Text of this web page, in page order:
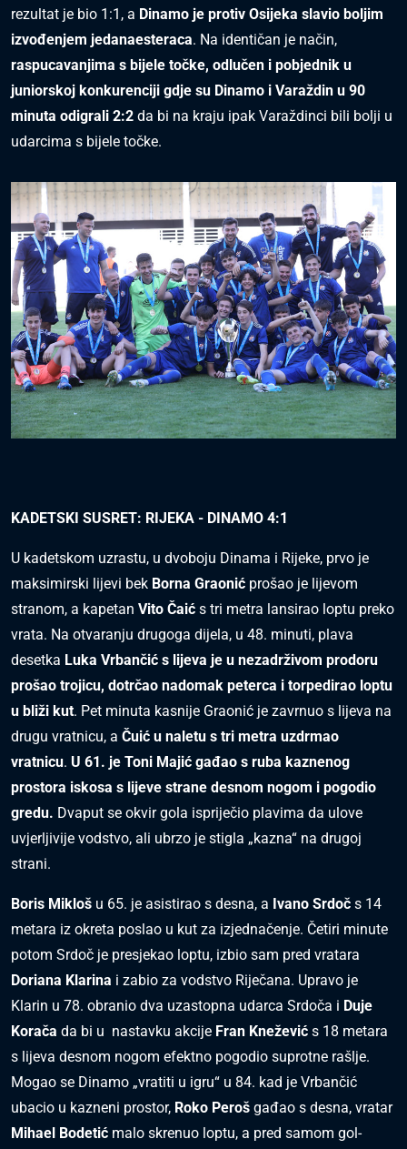
rezultat je bio 1:1, a Dinamo je protiv Osijeka slavio boljim
izvođenjem jedanaesteraca. Na identičan je način,
raspucavanjima s bijele točke, odlučen i pobjednik u
juniorskoj konkurenciji gdje su Dinamo i Varaždin u 90
minuta odigrali 2:2 da bi na kraju ipak Varaždinci bili bolji u
udarcima s bijele točke.
KADETSKI SUSRET: RIJEKA - DINAMO 4:1
U kadetskom uzrastu, u dvoboju Dinama i Rijeke, prvo je
maksimirski lijevi bek Borna Graonić prošao je lijevom
stranom, a kapetan Vito Čaić s tri metra lansirao loptu preko
vrata. Na otvaranju drugoga dijela, u 48. minuti, plava
desetka Luka Vrbančić s lijeva je u nezadrživom prodoru
prošao trojicu, dotrčao nadomak peterca i torpedirao loptu
u bliži kut. Pet minuta kasnije Graonić je zavrnuo s lijeva na
drugu vratnicu, a Čuić u naletu s tri metra uzdrmao
vratnicu. U 61. je Toni Majić gađao s ruba kaznenog
prostora iskosa s lijeve strane desnom nogom i pogodio
gredu. Dvaput se okvir gola ispriječio plavima da ulove
uvjerljivije vodstvo, ali ubrzo je stigla „kazna“ na drugoj
strani.
Boris Mikloš u 65. je asistirao s desna, a Ivano Srdoč s 14
metara iz okreta poslao u kut za izjednačenje. Četiri minute
potom Srdoč je presjekao loptu, izbio sam pred vratara
Doriana Klarina i zabio za vodstvo Riječana. Upravo je
Klarin u 78. obranio dva uzastopna udarca Srdoča i Duje
Korača da bi u nastavku akcije Fran Knežević s 18 metara
s lijeva desnom nogom efektno pogodio suprotne rašlje.
Mogao se Dinamo „vratiti u igru“ u 84. kad je Vrbančić
ubacio u kazneni prostor, Roko Peroš gađao s desna, vratar
Mihael Bodetić malo skrenuo loptu, a pred samom gol-